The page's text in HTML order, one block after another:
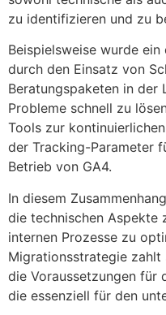
zu identifizieren und zu
Beispielsweise wurde
durch den Einsatz von
Beratungspaketen in der
Probleme schnell zu
Tools zur
der Tracking-Parameter
Betrieb von GA4.
In diesem
die technischen Aspekte
internen Prozesse zu
Migrationsstrategie
die Voraussetzungen für
die essenziell für den